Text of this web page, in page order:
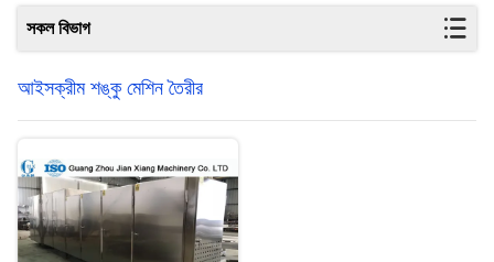
সকল বিভাগ
আইসক্রীম শঙ্কু মেশিন তৈরীর